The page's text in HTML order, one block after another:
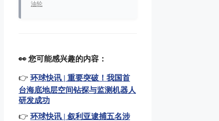
油轮
👀 您可能感兴趣的内容：
👉 环球快讯 | 重要突破！我国首
台海底地层空间钻探与监测机器人
研发成功
👉 环球快讯 | 叙利亚逮捕五名涉